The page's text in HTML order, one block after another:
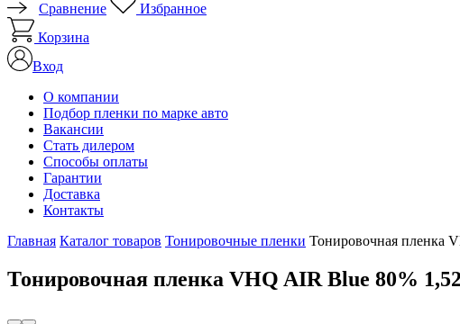
Сравнение
Избранное
Корзина
Вход
О компании
Подбор пленки по марке авто
Вакансии
Стать дилером
Способы оплаты
Гарантии
Доставка
Контакты
Главная Каталог товаров Тонировочные пленки Тонировочная пленка
Тонировочная пленка VHQ AIR Blue 80%